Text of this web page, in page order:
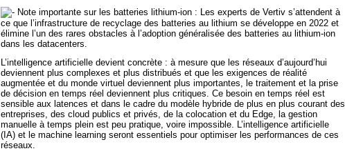
Note importante sur les batteries lithium-ion : Les experts de Vertiv s’attendent à
ce que l’infrastructure de recyclage des batteries au lithium se développe en 2022 et
élimine l’un des rares obstacles à l’adoption généralisée des batteries au lithium-ion
dans les datacenters.
L’intelligence artificielle devient concrète : à mesure que les réseaux d’aujourd’hui
deviennent plus complexes et plus distribués et que les exigences de réalité
augmentée et du monde virtuel deviennent plus importantes, le traitement et la prise
de décision en temps réel deviennent plus critiques. Ce besoin en temps réel est
sensible aux latences et dans le cadre du modèle hybride de plus en plus courant des
entreprises, des cloud publics et privés, de la colocation et du Edge, la gestion
manuelle à temps plein est peu pratique, voire impossible. L’intelligence artificielle
(IA) et le machine learning seront essentiels pour optimiser les performances de ces
réseaux.